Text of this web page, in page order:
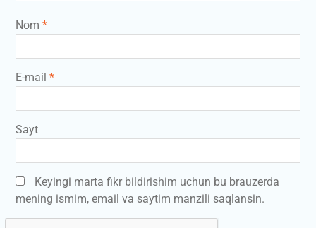
Nom *
E-mail *
Sayt
Keyingi marta fikr bildirishim uchun bu brauzerda
mening ismim, email va saytim manzili saqlansin.